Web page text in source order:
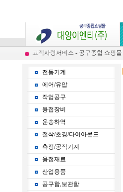
고객사랑서비스 - 공구종합 쇼핑몰
전동기계
에어/유압
작업공구
용접장비
운송하역
절삭/초경/다이아몬드
측정/공작기계
용접재료
산업용품
공구함,보관함